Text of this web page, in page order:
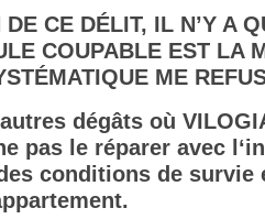
CE DÉLIT, IL N’Y A
COUPABLE EST LA
ME
dégâts où
pas le réparer avec
conditions de survie